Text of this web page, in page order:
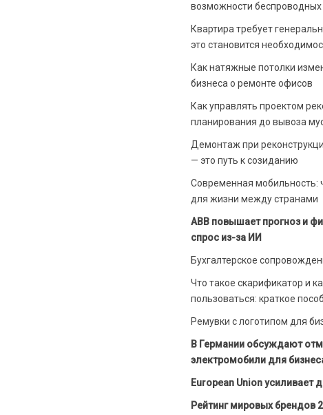
возможности беспроводных
Квартира требует
это становится
Как натяжные потолки
бизнеса о ремонте офисов
Как управлять проектом
планирования до вывоза
Демонтаж при
— это путь к созиданию
Современная мобильность:
для жизни между странами
ABB повышает прогноз и
спрос из-за ИИ
Бухгалтерское
Что такое скарификатор и
пользоваться: краткое
Ремувки с логотипом для
В Германии обсуждают
электромобили для
European Union усиливает
Рейтинг мировых брендов